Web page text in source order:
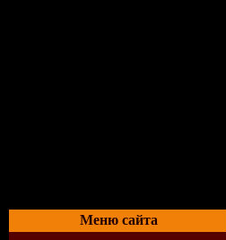
Меню сайта